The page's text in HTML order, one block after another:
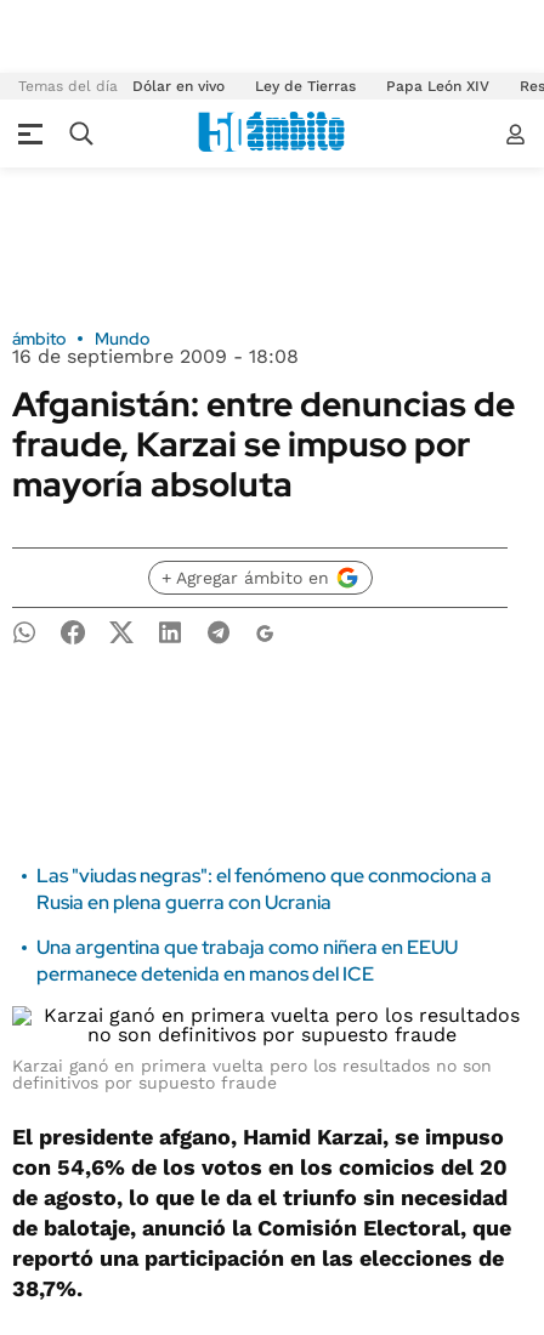
Temas del día Dólar en vivo Ley de Tierras Papa León XIV
ámbito Mundo
16 de septiembre 2009 - 18:08
Afganistán: entre denuncias de
fraude, Karzai se impuso por
mayoría absoluta
+ Agregar ámbito en
Las "viudas negras": el fenómeno que conmociona a
Rusia en plena guerra con Ucrania
Una argentina que trabaja como niñera en EEUU
permanece detenida en manos del ICE
Karzai ganó en primera vuelta pero los resultados no son
definitivos por supuesto fraude
El presidente afgano, Hamid Karzai, se impuso
con 54,6% de los votos en los comicios del 20
de agosto, lo que le da el triunfo sin necesidad
de balotaje, anunció la Comisión Electoral, que
reportó una participación en las elecciones de
38,7%.